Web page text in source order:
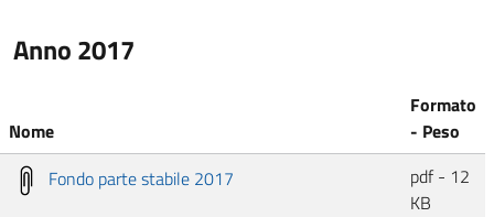
Anno 2017
Nome
Formato
- Peso
Fondo parte stabile 2017
pdf - 12
KB